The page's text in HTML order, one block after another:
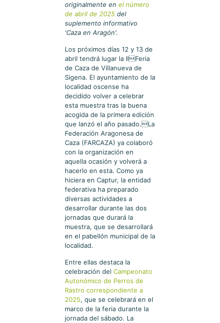
originalmente en el número
de abril de 2025 del
suplemento informativo
'Caza en Aragón'.
Los próximos días 12 y 13 de
abril tendrá lugar la IIFeria
de Caza de Villanueva de
Sigena. El ayuntamiento de la
localidad oscense ha
decidido volver a celebrar
esta muestra tras la buena
acogida de la primera edición
que lanzó el año pasado.La
Federación Aragonesa de
Caza (FARCAZA) ya colaboró
con la organización en
aquella ocasión y volverá a
hacerlo en esta. Como ya
hiciera en Captur, la entidad
federativa ha preparado
diversas actividades a
desarrollar durante las dos
jornadas que durará la
muestra, que se desarrollará
en el pabellón municipal de la
localidad.
Entre ellas destaca la
celebración del Campeonato
Autonómico de Perros de
Rastro correspondiente a
2025, que se celebrará en el
marco de la feria durante la
jornada del sábado. La